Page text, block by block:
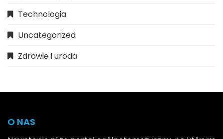
Technologia
Uncategorized
Zdrowie i uroda
O NAS